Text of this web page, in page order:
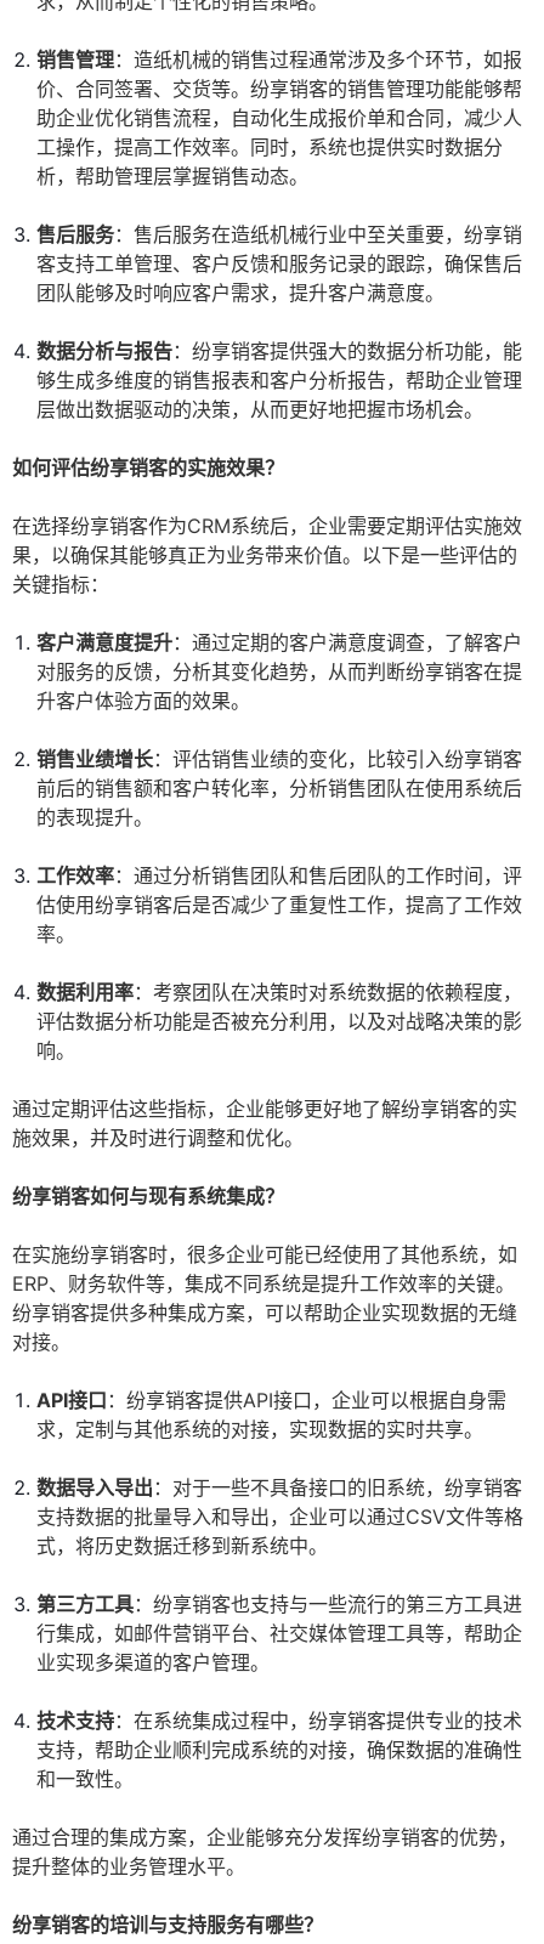
销售管理：造纸机械的销售过程通常涉及多个环节，如报
价、合同签署、交货等。纷享销客的销售管理功能能够帮
助企业优化销售流程，自动化生成报价单和合同，减少人
工操作，提高工作效率。同时，系统也提供实时数据分
析，帮助管理层掌握销售动态。
售后服务：售后服务在造纸机械行业中至关重要，纷享销
客支持工单管理、客户反馈和服务记录的跟踪，确保售后
团队能够及时响应客户需求，提升客户满意度。
数据分析与报告：纷享销客提供强大的数据分析功能，能
够生成多维度的销售报表和客户分析报告，帮助企业管理
层做出数据驱动的决策，从而更好地把握市场机会。
如何评估纷享销客的实施效果？
在选择纷享销客作为CRM系统后，企业需要定期评估实施效
果，以确保其能够真正为业务带来价值。以下是一些评估的
关键指标：
客户满意度提升：通过定期的客户满意度调查，了解客户
对服务的反馈，分析其变化趋势，从而判断纷享销客在提
升客户体验方面的效果。
销售业绩增长：评估销售业绩的变化，比较引入纷享销客
前后的销售额和客户转化率，分析销售团队在使用系统后
的表现提升。
工作效率：通过分析销售团队和售后团队的工作时间，评
估使用纷享销客后是否减少了重复性工作，提高了工作效
率。
数据利用率：考察团队在决策时对系统数据的依赖程度，
评估数据分析功能是否被充分利用，以及对战略决策的影
响。
通过定期评估这些指标，企业能够更好地了解纷享销客的实
施效果，并及时进行调整和优化。
纷享销客如何与现有系统集成？
在实施纷享销客时，很多企业可能已经使用了其他系统，如
ERP、财务软件等，集成不同系统是提升工作效率的关键。
纷享销客提供多种集成方案，可以帮助企业实现数据的无缝
对接。
API接口 ：纷享销客提供API接口，企业可以根据自身需
求，定制与其他系统的对接，实现数据的实时共享。
数据导入导出 ：对于一些不具备接口的旧系统，纷享销客
支持数据的批量导入和导出，企业可以通过CSV文件等格
式，将历史数据迁移到新系统中。
第三方工具：纷享销客也支持与一些流行的第三方工具进
行集成，如邮件营销平台、社交媒体管理工具等，帮助企
业实现多渠道的客户管理。
技术支持：在系统集成过程中，纷享销客提供专业的技术
支持，帮助企业顺利完成系统的对接，确保数据的准确性
和一致性。
通过合理的集成方案，企业能够充分发挥纷享销客的优势，
提升整体的业务管理水平。
纷享销客的培训与支持服务有哪些？